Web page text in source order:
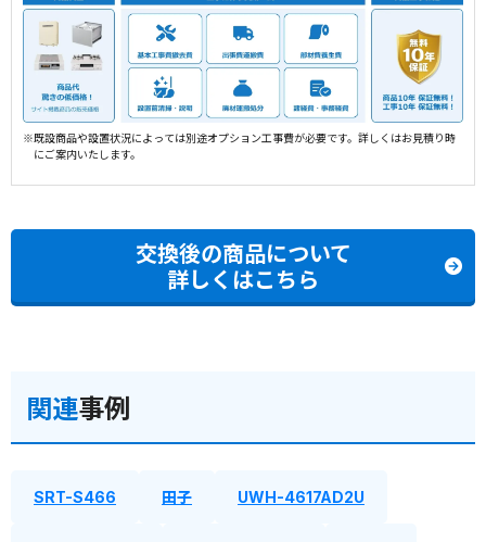
※既設商品や設置状況によっては別途オプション工事費が必要です。詳しくはお見積り時
にご案内いたします。
交換後の商品について
詳しくはこちら
関連事例
SRT-S466 田子 UWH-4617AD2U